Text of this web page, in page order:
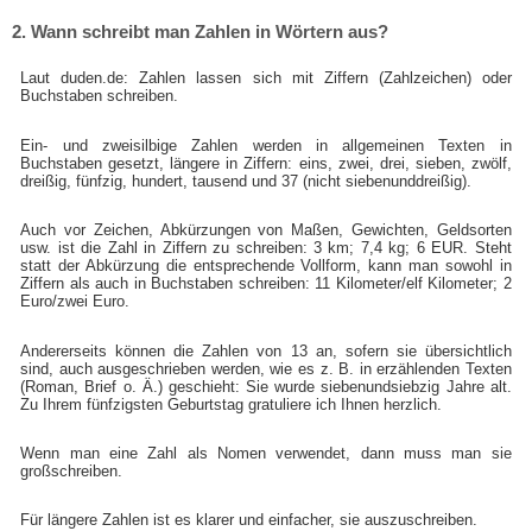
2. Wann schreibt man Zahlen in Wörtern aus?
Laut duden.de: Zahlen lassen sich mit Ziffern (Zahlzeichen) oder
Buchstaben schreiben.
Ein- und zweisilbige Zahlen werden in allgemeinen Texten in
Buchstaben gesetzt, längere in Ziffern: eins, zwei, drei, sieben, zwölf,
dreißig, fünfzig, hundert, tausend und 37 (nicht siebenunddreißig).
Auch vor Zeichen, Abkürzungen von Maßen, Gewichten, Geldsorten
usw. ist die Zahl in Ziffern zu schreiben: 3 km; 7,4 kg; 6 EUR. Steht
statt der Abkürzung die entsprechende Vollform, kann man sowohl in
Ziffern als auch in Buchstaben schreiben: 11 Kilometer/elf Kilometer; 2
Euro/zwei Euro.
Andererseits können die Zahlen von 13 an, sofern sie übersichtlich
sind, auch ausgeschrieben werden, wie es z. B. in erzählenden Texten
(Roman, Brief o. Ä.) geschieht: Sie wurde siebenundsiebzig Jahre alt.
Zu Ihrem fünfzigsten Geburtstag gratuliere ich Ihnen herzlich.
Wenn man eine Zahl als Nomen verwendet, dann muss man sie
großschreiben.
Für längere Zahlen ist es klarer und einfacher, sie auszuschreiben.